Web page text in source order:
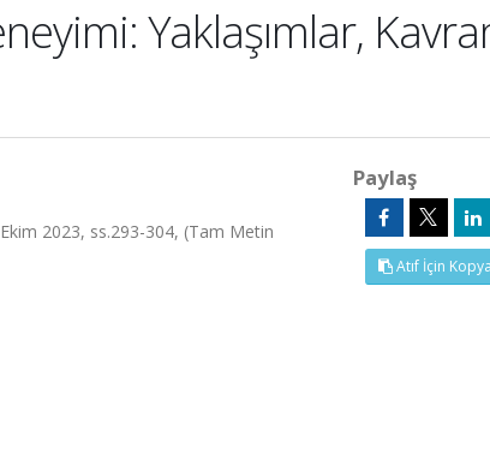
Yaklaşımlar,
2023, ss.293-304, (Tam Metin
Paylaş
Atıf İçin